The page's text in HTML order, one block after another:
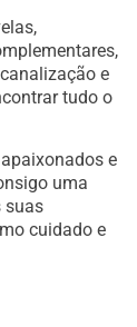
e
tudo o
e
uma
suas
cuidado e